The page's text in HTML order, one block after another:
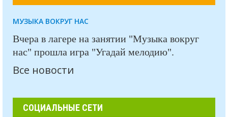
МУЗЫКА ВОКРУГ НАС
Вчера в лагере на занятии "Музыка вокруг
нас" прошла игра "Угадай мелодию".
Все новости
СОЦИАЛЬНЫЕ СЕТИ